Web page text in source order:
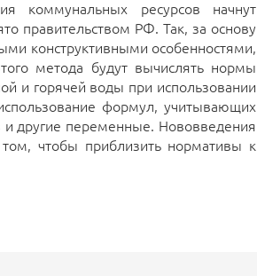
коммунальных ресурсов начнут
правительством РФ. Так, за основу
конструктивными особенностями,
метода будут вычислять нормы
и горячей воды при использовании
формул, учитывающих
другие переменные. Нововведения
чтобы приблизить нормативы к